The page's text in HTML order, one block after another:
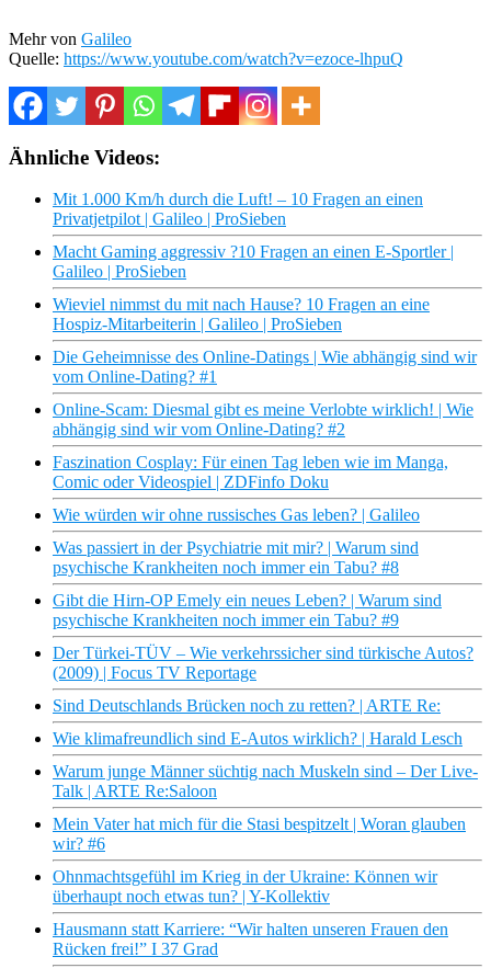
Mehr von Galileo
Quelle: https://www.youtube.com/watch?v=ezoce-lhpuQ
Ähnliche Videos:
Mit 1.000 Km/h durch die Luft! – 10 Fragen an einen
Privatjetpilot | Galileo | ProSieben
Macht Gaming aggressiv ?10 Fragen an einen E-Sportler |
Galileo | ProSieben
Wieviel nimmst du mit nach Hause? 10 Fragen an eine
Hospiz-Mitarbeiterin | Galileo | ProSieben
Die Geheimnisse des Online-Datings | Wie abhängig sind wir
vom Online-Dating? #1
Online-Scam: Diesmal gibt es meine Verlobte wirklich! | Wie
abhängig sind wir vom Online-Dating? #2
Faszination Cosplay: Für einen Tag leben wie im Manga,
Comic oder Videospiel | ZDFinfo Doku
Wie würden wir ohne russisches Gas leben? | Galileo
Was passiert in der Psychiatrie mit mir? | Warum sind
psychische Krankheiten noch immer ein Tabu? #8
Gibt die Hirn-OP Emely ein neues Leben? | Warum sind
psychische Krankheiten noch immer ein Tabu? #9
Der Türkei-TÜV – Wie verkehrssicher sind türkische Autos?
(2009) | Focus TV Reportage
Sind Deutschlands Brücken noch zu retten? | ARTE Re:
Wie klimafreundlich sind E-Autos wirklich? | Harald Lesch
Warum junge Männer süchtig nach Muskeln sind – Der Live-
Talk | ARTE Re:Saloon
Mein Vater hat mich für die Stasi bespitzelt | Woran glauben
wir? #6
Ohnmachtsgefühl im Krieg in der Ukraine: Können wir
überhaupt noch etwas tun? | Y-Kollektiv
Hausmann statt Karriere: “Wir halten unseren Frauen den
Rücken frei!” I 37 Grad